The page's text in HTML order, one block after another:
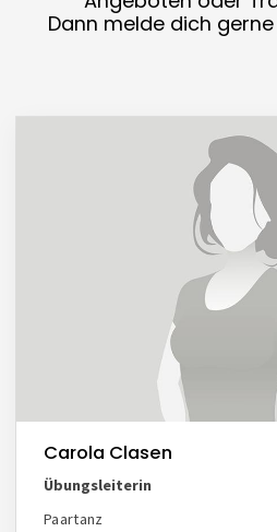
Dann melde dich
Carola Clasen
Übungsleiterin
Paartanz